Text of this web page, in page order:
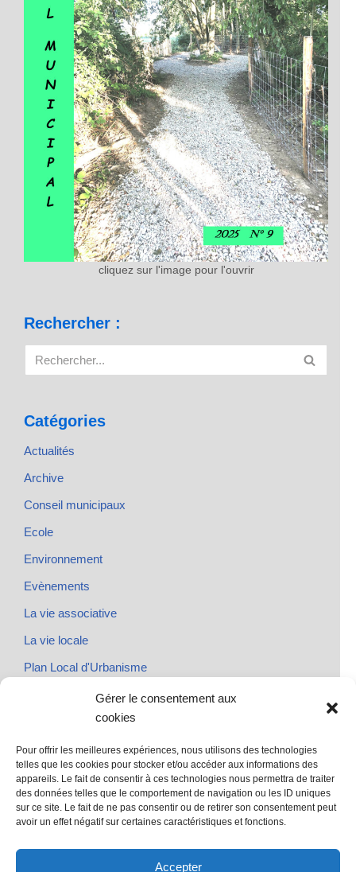
Gérer le consentement aux
cookies
Pour offrir les meilleures expériences, nous utilisons des technologies
telles que les cookies pour stocker et/ou accéder aux informations des
appareils. Le fait de consentir à ces technologies nous permettra de traiter
des données telles que le comportement de navigation ou les ID uniques
sur ce site. Le fait de ne pas consentir ou de retirer son consentement peut
avoir un effet négatif sur certaines caractéristiques et fonctions.
Accepter
cliquez sur l'image pour l'ouvrir
Rechercher :
Catégories
Actualités
Archive
Conseil municipaux
Ecole
Environnement
Evènements
La vie associative
La vie locale
Plan Local d'Urbanisme
@ Sainte Marie des Champs
Mentions légales